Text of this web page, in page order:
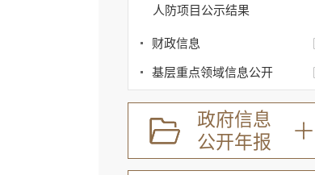
人防项目公示结果
财政信息
基层重点领域信息公开
规划信息
建议提案办理
公务员及事业单位招录
政府信息
公开年报